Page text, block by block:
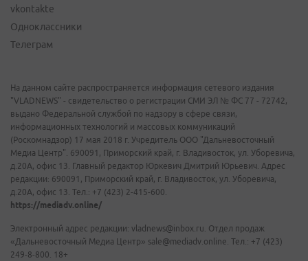
vkontakte
Одноклассники
Телеграм
На данном сайте распространяется информация сетевого издания
"VLADNEWS" - свидетельство о регистрации СМИ ЭЛ № ФС 77 - 72742,
выдано Федеральной службой по надзору в сфере связи,
информационных технологий и массовых коммуникаций
(Роскомнадзор) 17 мая 2018 г. Учредитель ООО "Дальневосточный
Медиа Центр". 690091, Приморский край, г. Владивосток, ул. Уборевича,
д.20А, офис 13. Главный редактор Юркевич Дмитрий Юрьевич. Адрес
редакции: 690091, Приморский край, г. Владивосток, ул. Уборевича,
д.20А, офис 13. Тел.: +7 (423) 2-415-600.
https://mediadv.online/
Электронный адрес редакции: vladnews@inbox.ru. Отдел продаж
«Дальневосточный Медиа Центр» sale@mediadv.online. Тел.: +7 (423)
249-8-800. 18+